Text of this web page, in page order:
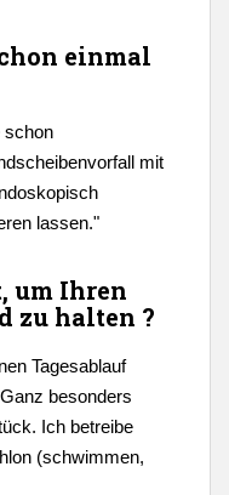
einmal
schon
mit
lassen."
um Ihren
zu halten ?
Tagesablauf
besonders
Ich betreibe
(schwimmen,